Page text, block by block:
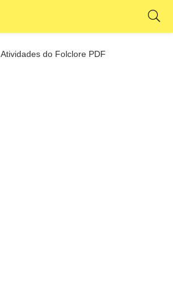
Atividades do Folclore PDF